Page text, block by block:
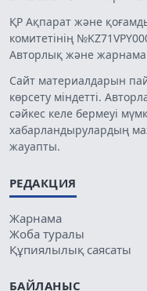
ҚР Ақпарат және
комитетінің
Авторлық және жарнама
Сайт материалдарын
көрсету міндетті.
сәйкес келе бермеуі
хабарландырулардың
жауапты.
РЕДАКЦИЯ
Жарнама
Жоба туралы
Құпиялылық саясаты
БАЙЛАНЫС